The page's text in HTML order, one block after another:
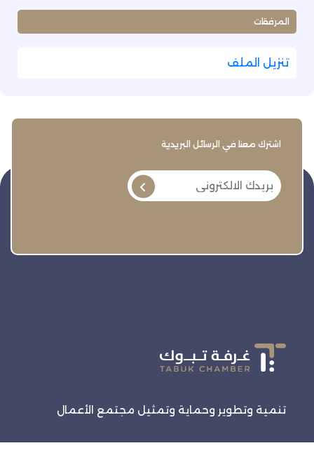
المرفقات
تنزيل الملف
اشترك معنا في الرسائل البريدية
تنمية وتطوير وحماية وتمثيل مجتمع الأعمال